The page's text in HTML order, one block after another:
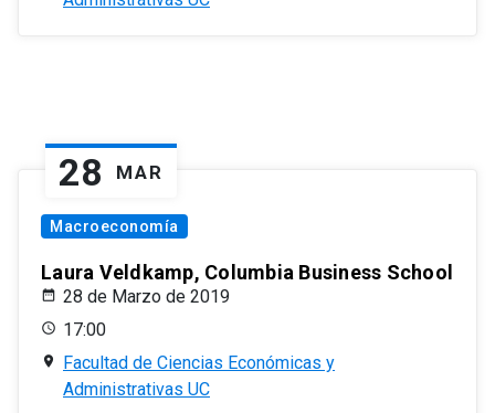
28 MAR
Macroeconomía
Laura Veldkamp, Columbia Business School
28 de Marzo de 2019
17:00
Facultad de Ciencias Económicas y
Administrativas UC